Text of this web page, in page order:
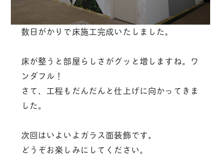
数日がかりで床施工完成いたしました。
床が整うと部屋らしさがグッと増しますね。ワ
ンダフル！
さて、工程もだんだんと仕上げに向かってきま
した。
次回はいよいよガラス面装飾です。
どうぞお楽しみにしてください。